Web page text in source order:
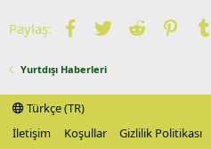
Paylaş: Facebook
TwitterReddit
Yurtdışı Haberleri
Türkçe (TR)
İletişim
Koşullar Gizlilik Politikası